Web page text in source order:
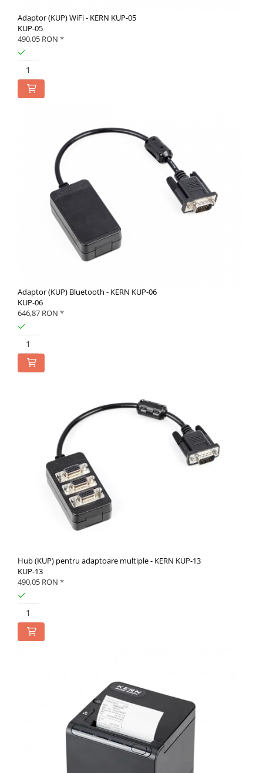
Adaptor (KUP) WiFi - KERN KUP-05
KUP-05
490,05 RON *
Adaptor (KUP) Bluetooth - KERN KUP-06
KUP-06
646,87 RON *
Hub (KUP) pentru adaptoare multiple - KERN KUP-13
KUP-13
490,05 RON *